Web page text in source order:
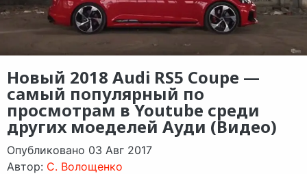
Новый 2018 Audi RS5 Coupe —
самый популярный по
просмотрам в Youtube среди
других моеделей Ауди (Видео)
Опубликовано 03 Авг 2017
Автор: C. Волощенко